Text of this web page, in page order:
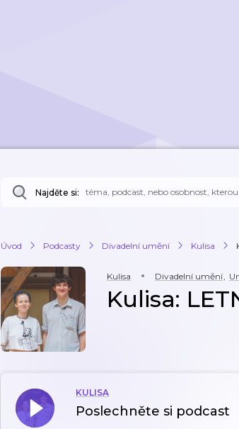
Najděte si:
Úvod Podcasty Divadelní umění Kulisa
Kulisa Divadelní umění,
Kulisa:
KULISA
Poslechněte si podcast